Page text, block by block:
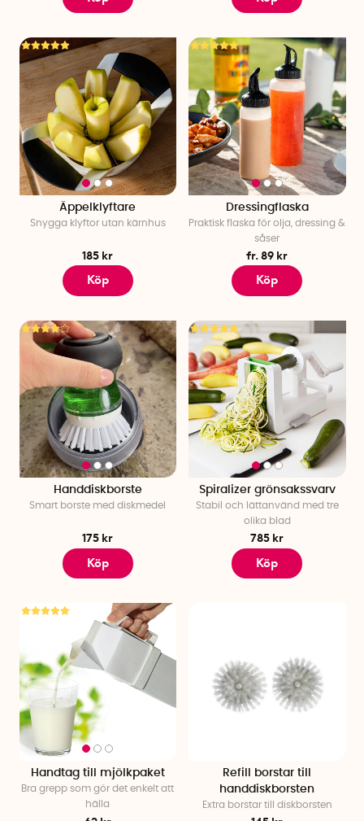
Äppelklyftare
Snygga klyftor utan kärnhus
185 kr
Köp
Dressingflaska
Praktisk flaska för olja, dressing &
såser
fr. 89 kr
Köp
Handdiskborste
Smart borste med diskmedel
175 kr
Köp
Spiralizer grönsakssvarv
Stabil och lättanvänd med tre
olika blad
785 kr
Köp
Handtag till mjölkpaket
Bra grepp som gör det enkelt att
hälla
Refill borstar till
handdiskborsten
Extra borstar till diskborsten